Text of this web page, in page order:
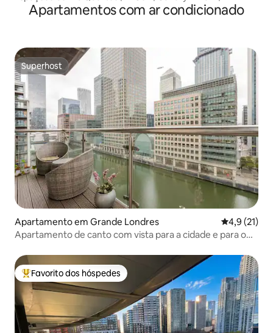
Estacionamento Gratuito
Apartamentos com ar condicionado
Superhost
Superhost
Apartamento em Grande Londres
4,9 (21)
Apartamento de canto com vista para a cidade e para o
Favoritos dos hóspedes mais apreciados
Favorito dos hóspedes